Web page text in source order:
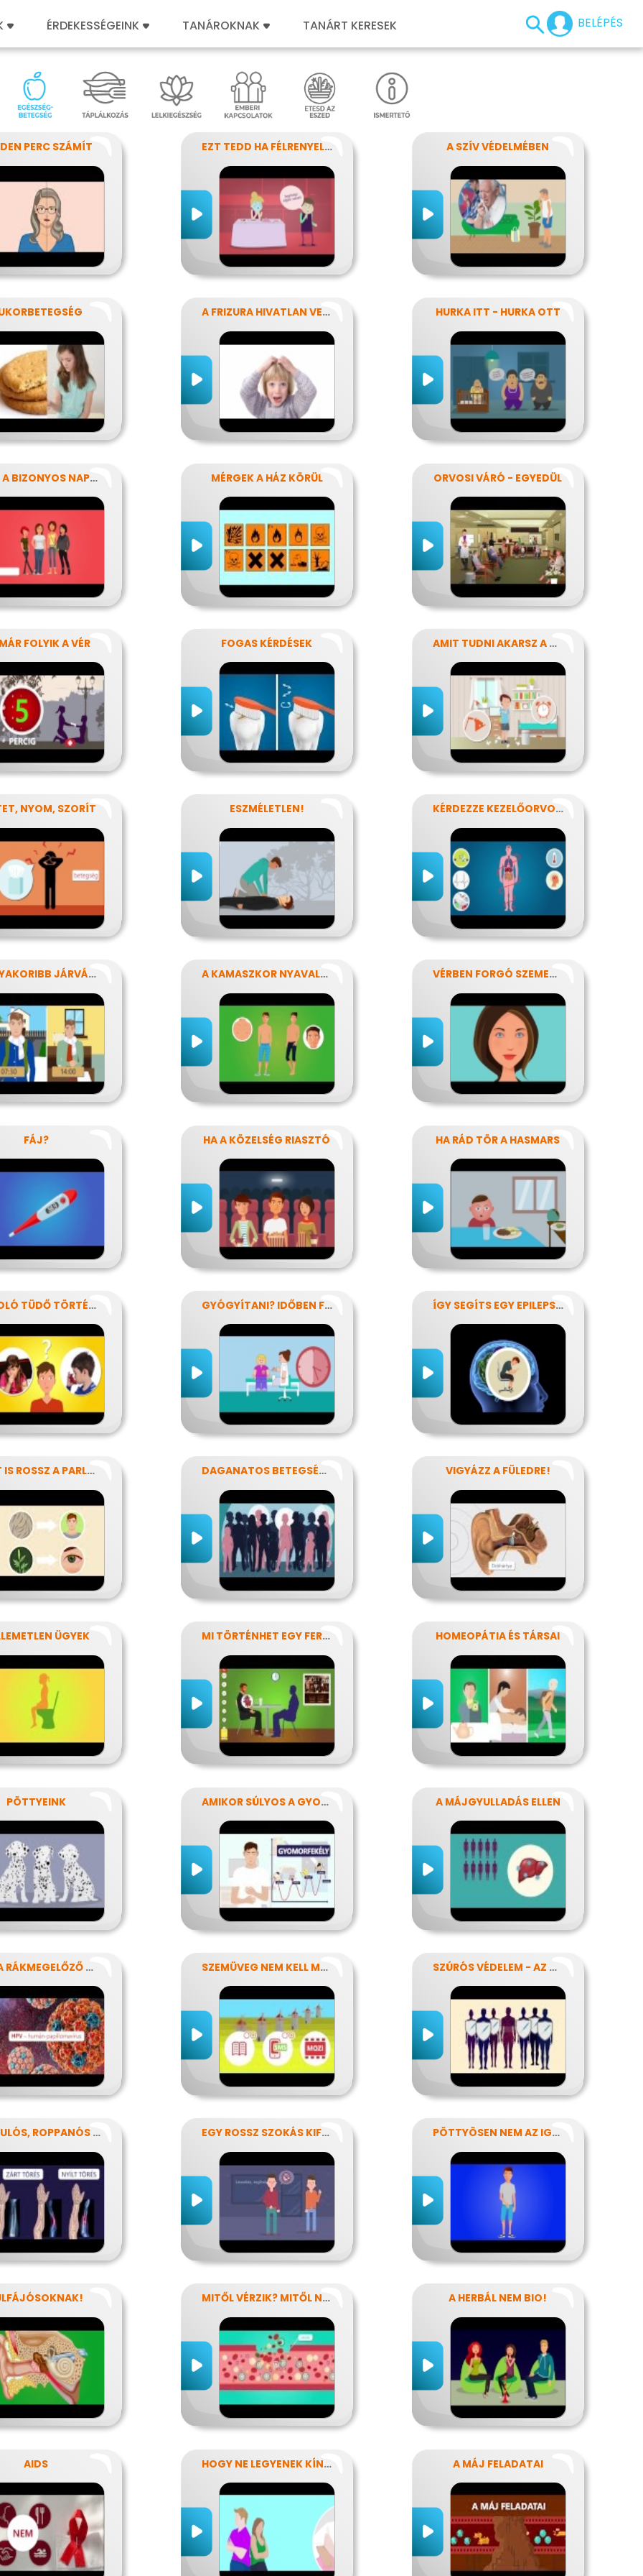
BELÉPÉS
ÉRDEKESSÉGEINK TANÁROKNAK TANÁRT KERESEK
PERC SZÁMÍT EZT TEDD HA FÉLRENYELT VALAKI A SZÍV VÉDELMÉBEN
A FRIZURA HIVATLAN VENDÉGEI - A FEJTETVEK HURKA ITT - HURKA OTT
AZOK A BIZONYOS NAPOK MÉRGEK A HÁZ KÖRÜL ORVOSI VÁRÓ - EGYEDÜL
FOLYIK A VÉR FOGAS KÉRDÉSEK AMIT TUDNI AKARSZ A NÁTHÁRÓL
NYOM, SZORÍT ESZMÉLETLEN! KÉRDEZZE KEZELŐORVOSÁT?
LEGGYAKORIBB JÁRVÁNYUNK A KAMASZKOR NYAVALYÁI VÉRBEN FORGÓ SZEMEKKEL
FÁJ? HA A KÖZELSÉG RIASZTÓ HA RÁD TÖR A HASMARS
A SÍPOLÓ TÜDŐ TÖRTÉNETE GYÓGYÍTANI? IDŐBEN FELISMERNI! ÍGY SEGÍTS EGY EPILEPSZIÁSNAK
MIÉRT IS ROSSZ A PARLAGFŰ? DAGANATOS BETEGSÉGEK VIGYÁZZ A FÜLEDRE!
ÜGYEK MI TÖRTÉNHET EGY FERDE ÉJSZAKÁN? HOMEOPÁTIA ÉS TÁRSAI
PÖTTYEINK AMIKOR SÚLYOS A GYOMORFÁJÁS A MÁJGYULLADÁS ELLEN
HPV: A RÁKMEGELŐZŐ OLTÁS SZEMÜVEG NEM KELL MÉG? SZÚRÓS VÉDELEM - AZ OLTÁSOKRÓL
RÁNDULÓS, ROPPANÓS BALESETEK EGY ROSSZ SZOKÁS KIFÜSTÖLÉSE PÖTTYÖSEN NEM AZ IGAZI
MITŐL VÉRZIK? MITŐL NEM VÉRZIK? A HERBÁL NEM BIO!
AIDS HOGY NE LEGYENEK KÍNOS TITKOK A MÁJ FELADATAI